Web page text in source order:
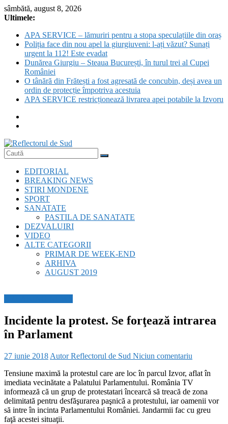
Skip
to
sâmbătă, august 8, 2026
Ultimele:
APA SERVICE – lămuriri pentru a stopa speculațiile din oraș
Poliția face din nou apel la giurgiuveni: l-ați văzut? Sunați
urgent la 112! Este evadat
Dunărea Giurgiu – Steaua București, în turul trei al Cupei
României
O tânără din Frătești a fost agresată de concubin, deși avea un
ordin de protecție împotriva acestuia
APA SERVICE restricționează livrarea apei potabile la Izvoru
Reflectorul
Sud
EDITORIAL
BREAKING NEWS
STIRI MONDENE
SPORT
SANATATE
PASTILA DE SANATATE
DEZVALUIRI
VIDEO
ALTE CATEGORII
PRIMAR DE WEEK-END
ARHIVA
AUGUST 2019
Incidente la protest. Se forţează intrarea
în Parlament
27 iunie 2018 Autor Reflectorul de Sud Niciun comentariu
Tensiune maximă la protestul care are loc în parcul Izvor, aflat în
imediata vecinătate a Palatului Parlamentului. România TV
informează că un grup de protestatari încearcă să treacă de zona
delimitată pentru desfăşurarea paşnică a protestului, iar oamenii vor
să intre în incinta Parlamentului României. Jandarmii fac cu greu
faţă acestei situaţii.